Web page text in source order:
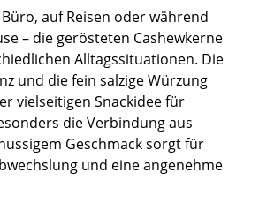
auf Reisen oder während
– die gerösteten Cashewkerne
Alltagssituationen. Die
und die fein salzige Würzung
vielseitigen Snackidee für
die Verbindung aus
Geschmack sorgt für
und eine angenehme